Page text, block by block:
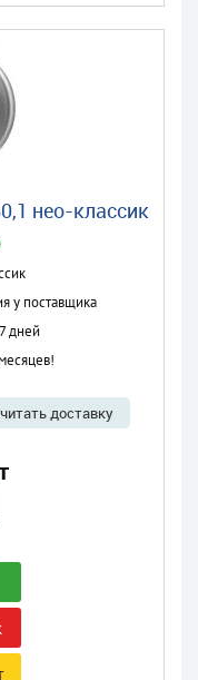
нео-классик
у поставщика
дней
доставку